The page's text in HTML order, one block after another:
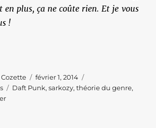
en plus, ça ne coûte rien. Et je vous
!
Publié
le
février 1, 2014
Étiquettes
Daft Punk,sarkozy,théorie du genre,